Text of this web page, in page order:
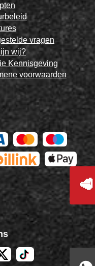
vragen
wij?
Kennisgeving
voorwaarden
🥩